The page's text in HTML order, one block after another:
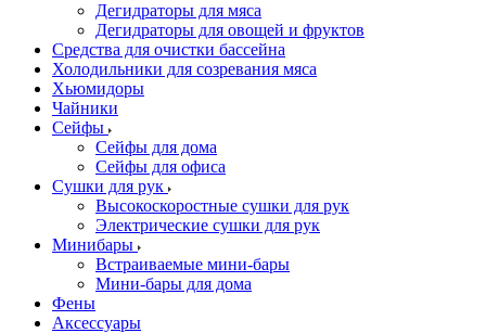
Дегидраторы для мяса
Дегидраторы для овощей и фруктов
Средства для очистки бассейна
Холодильники для созревания мяса
Хьюмидоры
Чайники
Сейфы
Сейфы для дома
Сейфы для офиса
Сушки для рук
Высокоскоростные сушки для рук
Электрические сушки для рук
Минибары
Встраиваемые мини-бары
Мини-бары для дома
Фены
Аксессуары